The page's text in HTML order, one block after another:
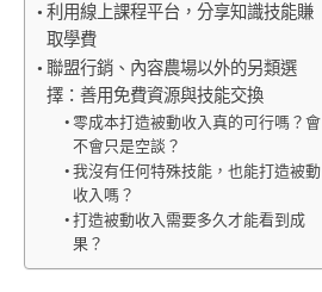
利用線上課程平台，分享知識技能賺
取學費
聯盟行銷、內容農場以外的另類選
擇：善用免費資源與技能交換
零成本打造被動收入真的可行嗎？會
不會只是空談？
我沒有任何特殊技能，也能打造被動
收入嗎？
打造被動收入需要多久才能看到成
果？